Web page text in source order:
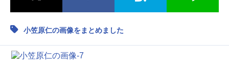
2.5次元 配信・Vtuber
最新記事一覧
小笠原仁の画像をまとめました